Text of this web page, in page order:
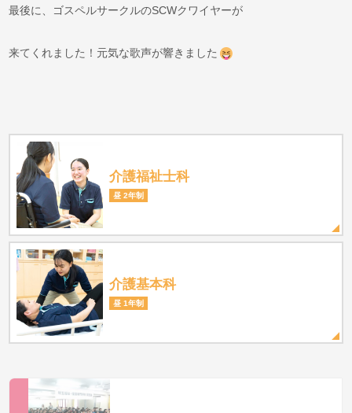
最後に、ゴスペルサークルのSCWクワイヤーが
来てくれました！元気な歌声が響きました
介護福祉士科
昼 2年制
介護基本科
昼 1年制